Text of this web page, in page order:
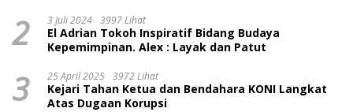
2 3 Juli 2024 3997 Lihat
El Adrian Tokoh Inspiratif Bidang Budaya
Kepemimpinan. Alex : Layak dan Patut
3 25 April 2025 3972 Lihat
Kejari Tahan Ketua dan Bendahara KONI Langkat
Atas Dugaan Korupsi